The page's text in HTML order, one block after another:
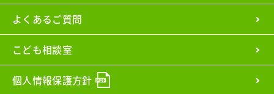
よくあるご質問
こども相談室
個人情報保護方針